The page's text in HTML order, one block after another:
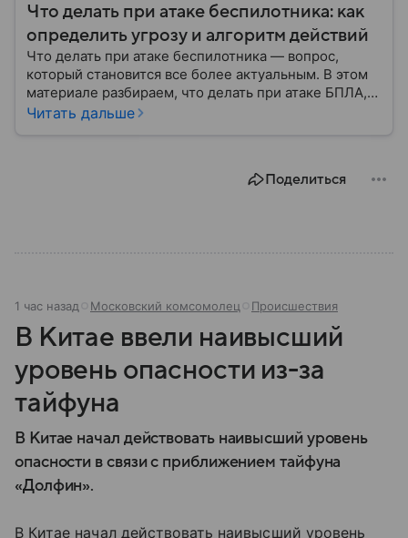
Что делать при атаке беспилотника: как
определить угрозу и алгоритм действий
Что делать при атаке беспилотника — вопрос,
который становится все более актуальным. В этом
материале разбираем, что делать при атаке БПЛА,
как распознать угрозу, какие действия предпринять
Читать дальше
Поделиться
1 час назад Московский комсомолец Происшествия
В Китае ввели наивысший
уровень опасности из-за
тайфуна
В Китае начал действовать наивысший уровень
опасности в связи с приближением тайфуна
«Долфин».
В Китае начал действовать наивысший уровень